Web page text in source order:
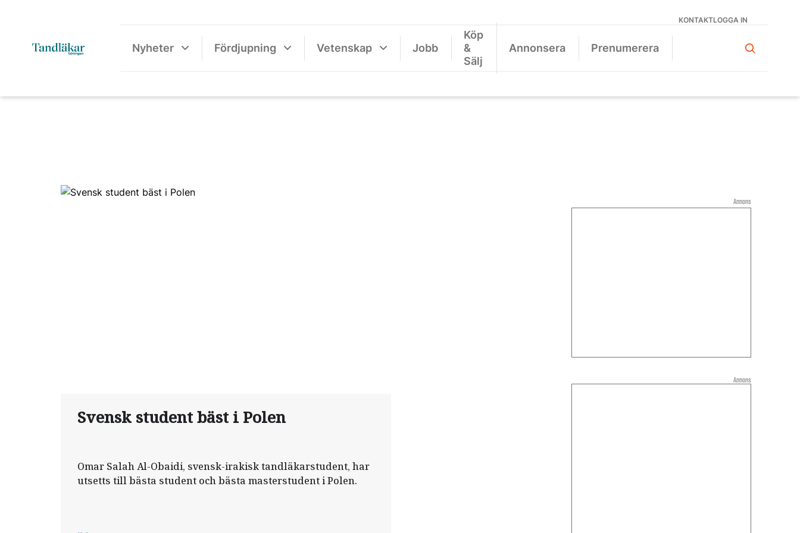
KONTAKTLOGGA IN
Nyheter Fördjupning Vetenskap Jobb
Köp
&
Sälj
Annonsera Prenumerera
Svensk student bäst i Polen
Omar Salah Al-Obaidi, svensk-irakisk tandläkarstudent, har
utsetts till bästa student och bästa masterstudent i Polen.
Annons
Annons